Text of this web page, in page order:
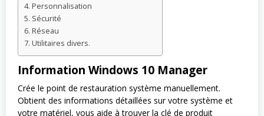
Personnalisation
Sécurité
Réseau
Utilitaires divers.
Information Windows 10 Manager
Crée le point de restauration système manuellement.
Obtient des informations détaillées sur votre système et
votre matériel, vous aide à trouver la clé de produit